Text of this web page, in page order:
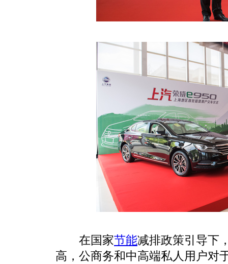
在国家节能减排政策引导下
高，公商务和中高端私人用户对